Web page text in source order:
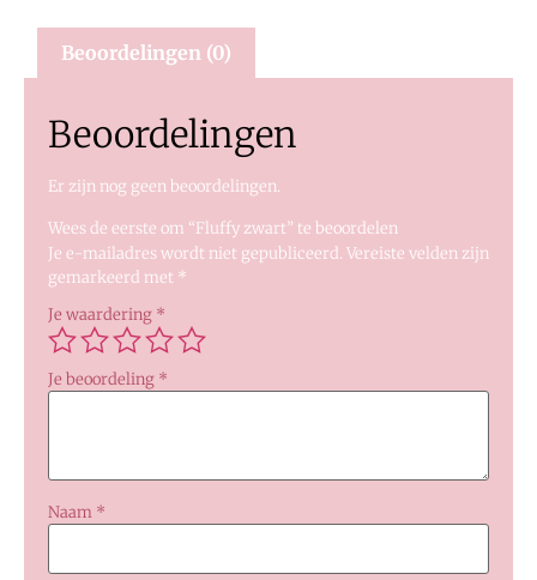
Beoordelingen (0)
Beoordelingen
Er zijn nog geen beoordelingen.
Wees de eerste om “Fluffy zwart” te beoordelen
Je e-mailadres wordt niet gepubliceerd. Vereiste velden zijn
gemarkeerd met *
Je waardering *
Je beoordeling *
Naam *